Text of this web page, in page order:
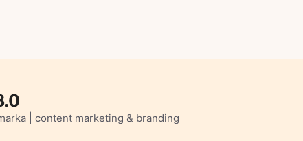
| content marketing & branding